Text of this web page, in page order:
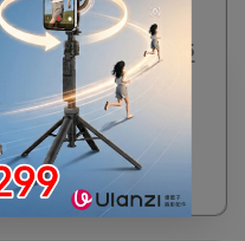
星特朗Celestron
Omni Plossl 4mm
Eyepiece目鏡 1.25
英寸| 天文望遠鏡配
件
$200